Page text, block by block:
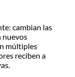
cambian las
nuevos
múltiples
reciben a